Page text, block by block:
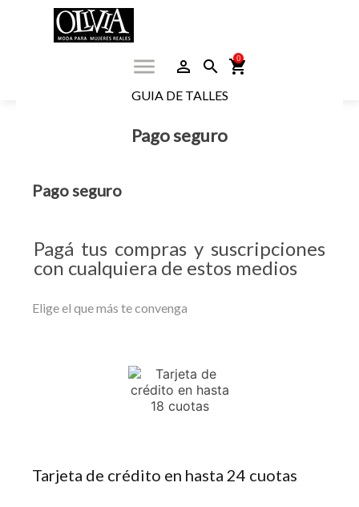
shopping_cart
0
search
person_outline
menu
GUIA DE TALLES
Pago seguro
Pago seguro
Pagá tus compras y suscripciones
con cualquiera de estos medios
Elige el que más te convenga
Tarjeta de crédito en hasta 24 cuotas